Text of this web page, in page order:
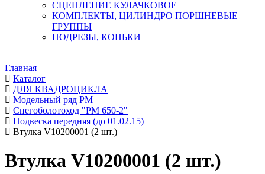
СЦЕПЛЕНИЕ КУЛАЧКОВОЕ
КОМПЛЕКТЫ, ЦИЛИНДРО ПОРШНЕВЫЕ
ГРУППЫ
ПОДРЕЗЫ, КОНЬКИ
Главная
Каталог
ДЛЯ КВАДРОЦИКЛА
Модельный ряд РМ
Снегоболотоход "РМ 650-2"
Подвеска передняя (до 01.02.15)
Втулка V10200001 (2 шт.)
Втулка V10200001 (2 шт.)